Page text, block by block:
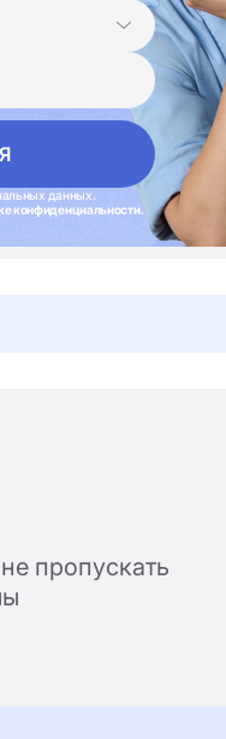
данных.
конфиденциальности.
пропускать